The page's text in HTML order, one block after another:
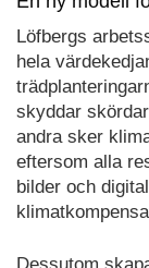
Löfbergs
hela
skyddar
andra sker
eftersom alla
bilder och